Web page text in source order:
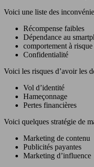
Voici une liste des
Récompense faibles
Dépendance au
comportement à risque
Confidentialité
Voici les risques d’avoir les
Vol d’identité
Hameçonnage
Pertes financières
Voici quelques stratégie de
Marketing de contenu
Publicités payantes
Marketing d’influence